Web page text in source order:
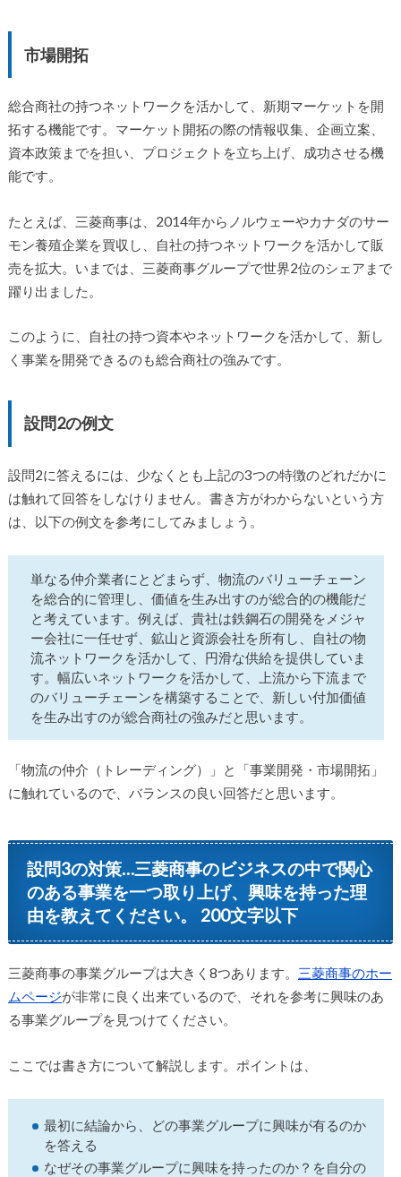
市場開拓
総合商社の持つネットワークを活かして、新期マーケットを開
拓する機能です。マーケット開拓の際の情報収集、企画立案、
資本政策までを担い、プロジェクトを立ち上げ、成功させる機
能です。
たとえば、三菱商事は、2014年からノルウェーやカナダのサー
モン養殖企業を買収し、自社の持つネットワークを活かして販
売を拡大。いまでは、三菱商事グループで世界2位のシェアまで
躍り出ました。
このように、自社の持つ資本やネットワークを活かして、新し
く事業を開発できるのも総合商社の強みです。
設問2の例文
設問2に答えるには、少なくとも上記の3つの特徴のどれだかに
は触れて回答をしなけりません。書き方がわからないという方
は、以下の例文を参考にしてみましょう。
単なる仲介業者にとどまらず、物流のバリューチェーン
を総合的に管理し、価値を生み出すのが総合的の機能だ
と考えています。例えば、貴社は鉄鋼石の開発をメジャ
ー会社に一任せず、鉱山と資源会社を所有し、自社の物
流ネットワークを活かして、円滑な供給を提供していま
す。幅広いネットワークを活かして、上流から下流まで
のバリューチェーンを構築することで、新しい付加価値
を生み出すのが総合商社の強みだと思います。
「物流の仲介（トレーディング）」と「事業開発・市場開拓」
に触れているので、バランスの良い回答だと思います。
設問3の対策…三菱商事のビジネスの中で関心
のある事業を一つ取り上げ、興味を持った理
由を教えてください。 200文字以下
三菱商事の事業グループは大きく8つあります。 三菱商事のホー
ムページが非常に良く出来ているので、それを参考に興味のあ
る事業グループを見つけてください。
ここでは書き方について解説します。ポイントは、
最初に結論から、どの事業グループに興味が有るのか
を答える
なぜその事業グループに興味を持ったのか？を自分の